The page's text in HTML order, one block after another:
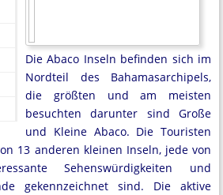
Die Abaco Inseln befinden sich im
Nordteil des Bahamasarchipels,
die größten und am meisten
besuchten darunter sind Große
und Kleine Abaco. Die Touristen
13 anderen kleinen Inseln, jede von
Sehenswürdigkeiten und
gekennzeichnet sind. Die aktive